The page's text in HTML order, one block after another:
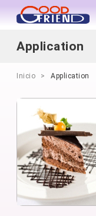
Application
Inicio Application